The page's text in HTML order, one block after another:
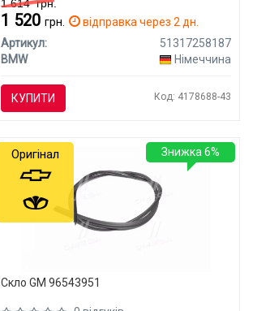
1 614грн.
1 520грн.
відправка через 2 дн.
Артикул:
51317258187
BMW
Німеччина
КУПИТИ Код: 4178688-43
Скло GM 96543951
Знижка 6%
Оригінал